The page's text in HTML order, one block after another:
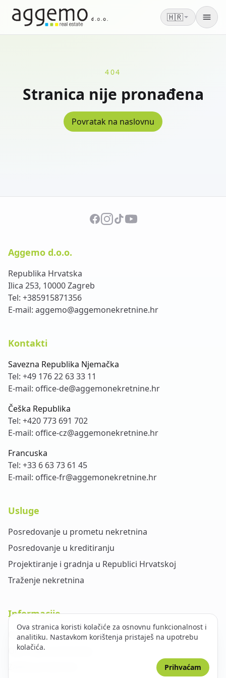
🇭🇷
404
Stranica nije pronađena
Povratak na naslovnu
Aggemo d.o.o.
Republika Hrvatska
Ilica 253, 10000 Zagreb
Tel: +385915871356
E-mail: aggemo@aggemonekretnine.hr
Kontakti
Savezna Republika Njemačka
Tel: +49 176 22 63 33 11
E-mail: office-de@aggemonekretnine.hr
Češka Republika
Tel: +420 773 691 702
E-mail: office-cz@aggemonekretnine.hr
Francuska
Tel: +33 6 63 73 61 45
E-mail: office-fr@aggemonekretnine.hr
Usluge
Posredovanje u prometu nekretnina
Posredovanje u kreditiranju
Projektiranje i gradnja u Republici Hrvatskoj
Traženje nekretnina
Informacije
O nama
Opći uvjeti poslovanja
Ova stranica koristi kolačiće za osnovnu funkcionalnost i
analitiku. Nastavkom korištenja pristaješ na upotrebu
kolačića.
Prihvaćam